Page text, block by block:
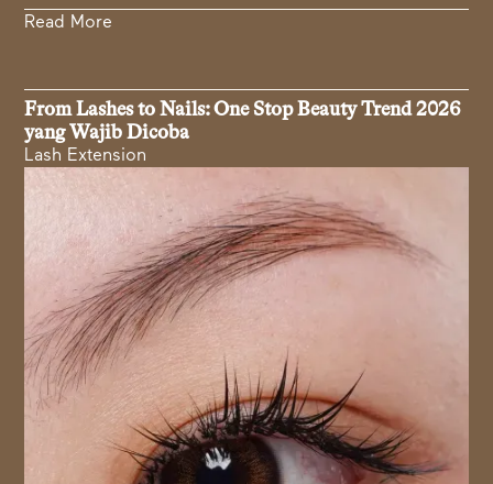
Read More
From Lashes to Nails: One Stop Beauty Trend 2026
yang Wajib Dicoba
Lash Extension